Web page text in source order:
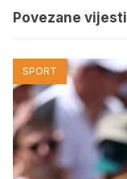
Povezane vijesti
SPORT